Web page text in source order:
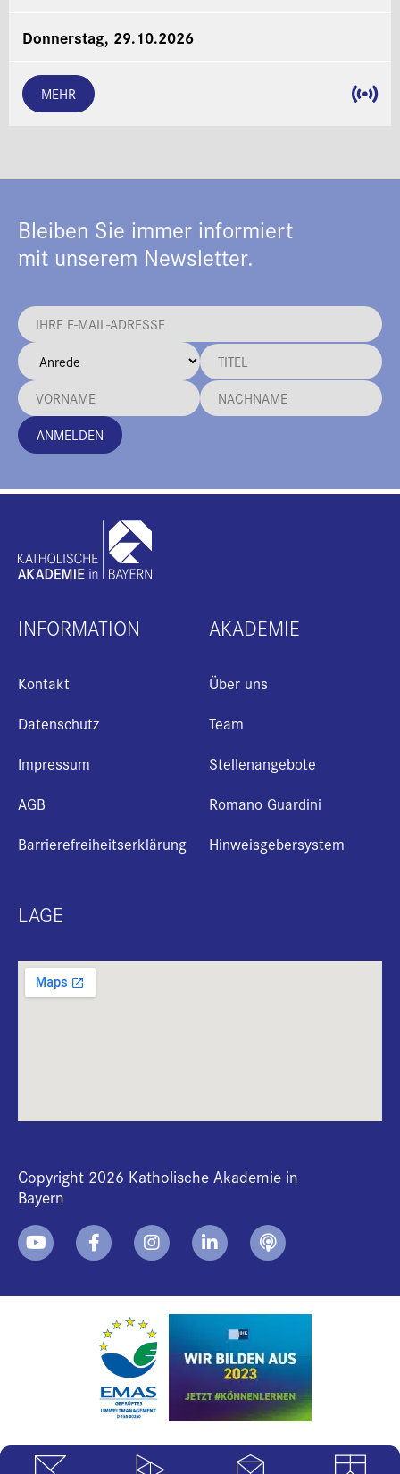
Donnerstag, 29.10.2026
MEHR
Bleiben Sie immer informiert
mit unserem Newsletter.
ANMELDEN
INFORMATION
Kontakt
Datenschutz
Impressum
AGB
Barrierefreiheitserklärung
AKADEMIE
Über uns
Team
Stellenangebote
Romano Guardini
Hinweisgebersystem
LAGE
Copyright 2026 Katholische Akademie in
Bayern